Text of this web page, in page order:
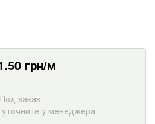
грн/м
Под заказ
у менеджера